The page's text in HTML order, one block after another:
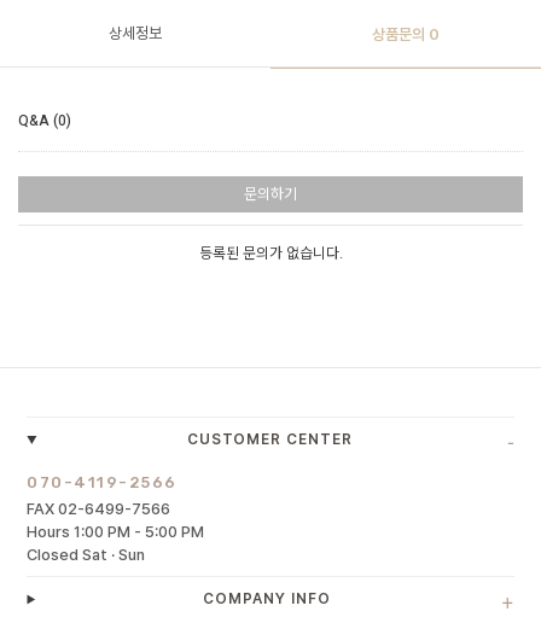
상세정보 상품문의 0
Q&A (0)
문의하기
등록된 문의가 없습니다.
CUSTOMER CENTER -
070-4119-2566
FAX 02-6499-7566
Hours 1:00 PM - 5:00 PM
Closed Sat · Sun
COMPANY INFO +